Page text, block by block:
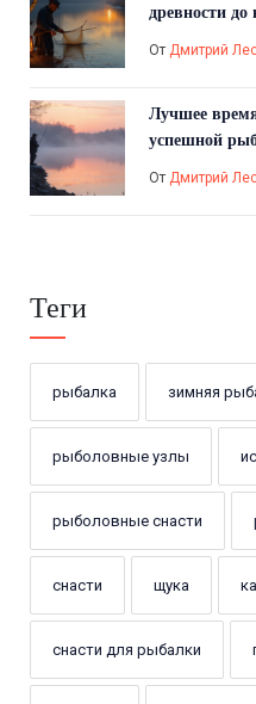
древности
От Дмитрий
Лучшее
успешной
От Дмитрий
Теги
рыбалка зимняя
рыболовные узлы
рыболовные снасти
снасти щука
снасти для рыбалки